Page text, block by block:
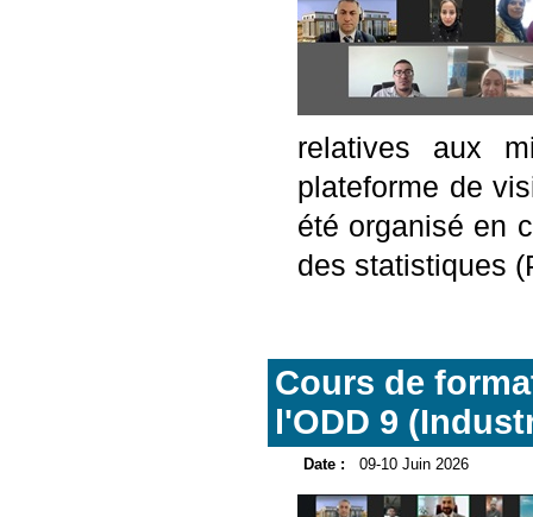
relatives aux
plateforme de
été organisé en
des statistiques
Cours de
l'ODD 9
Date : 09-10 Juin 2026